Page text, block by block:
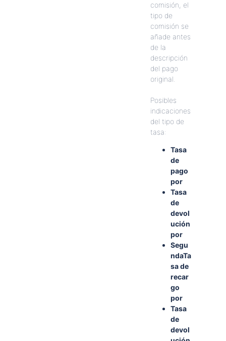
comisión el
tipo de
comisión se
añade antes
de la
descripción
del pago
original
Posibles
indicaciones
del tipo de
tasa:
Tasa
de
pago
por
Tasa
de
devol
ución
por
Segu
ndaTa
sa de
recar
go
por
Tasa
de
devol